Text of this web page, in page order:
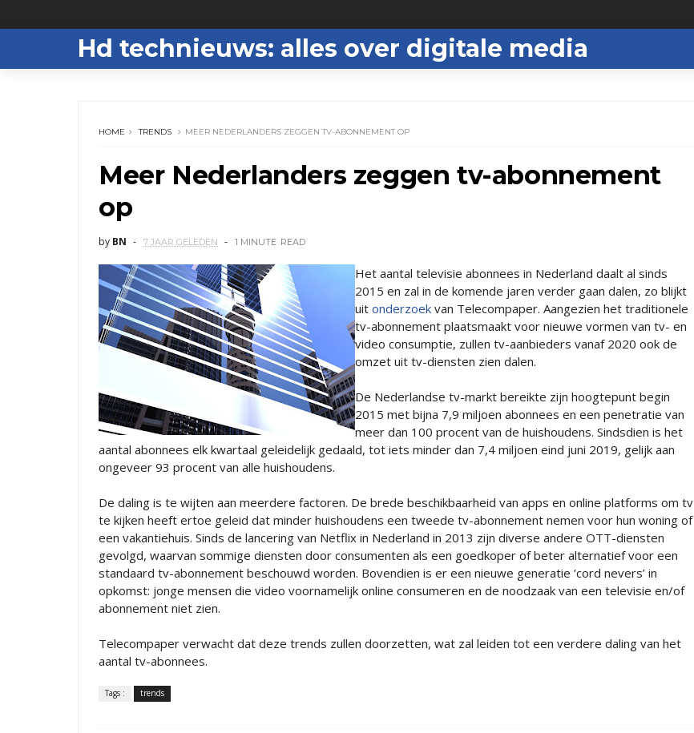
Hd technieuws: alles over digitale media
HOME TRENDS MEER NEDERLANDERS ZEGGEN TV-ABONNEMENT OP
Meer Nederlanders zeggen tv-abonnement
op
by BN 7 JAAR GELEDEN 1 MINUTE READ
Het aantal televisie abonnees in Nederland daalt al sinds
2015 en zal in de komende jaren verder gaan dalen, zo blijkt
uit onderzoek van Telecompaper. Aangezien het traditionele
tv-abonnement plaatsmaakt voor nieuwe vormen van tv- en
video consumptie, zullen tv-aanbieders vanaf 2020 ook de
omzet uit tv-diensten zien dalen.
De Nederlandse tv-markt bereikte zijn hoogtepunt begin
2015 met bijna 7,9 miljoen abonnees en een penetratie van
meer dan 100 procent van de huishoudens. Sindsdien is het
aantal abonnees elk kwartaal geleidelijk gedaald, tot iets minder dan 7,4 miljoen eind juni 2019, gelijk aan
ongeveer 93 procent van alle huishoudens.
De daling is te wijten aan meerdere factoren. De brede beschikbaarheid van apps en online platforms om tv
te kijken heeft ertoe geleid dat minder huishoudens een tweede tv-abonnement nemen voor hun woning of
een vakantiehuis. Sinds de lancering van Netflix in Nederland in 2013 zijn diverse andere OTT-diensten
gevolgd, waarvan sommige diensten door consumenten als een goedkoper of beter alternatief voor een
standaard tv-abonnement beschouwd worden. Bovendien is er een nieuwe generatie ‘cord nevers’ in
opkomst: jonge mensen die video voornamelijk online consumeren en de noodzaak van een televisie en/of
abonnement niet zien.
Telecompaper verwacht dat deze trends zullen doorzetten, wat zal leiden tot een verdere daling van het
aantal tv-abonnees.
Tags : trends